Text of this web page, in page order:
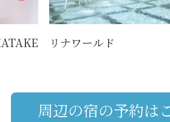
垂水遺跡／峯の浦
周辺の宿の予約は